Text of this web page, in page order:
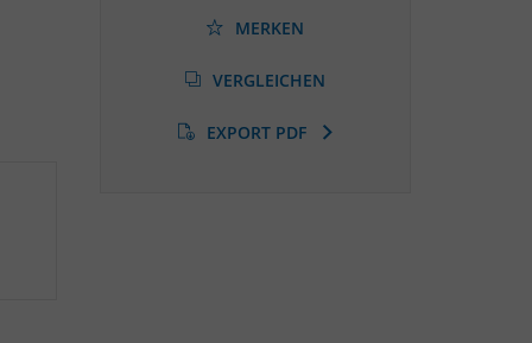
MERKEN
VERGLEICHEN
EXPORT PDF